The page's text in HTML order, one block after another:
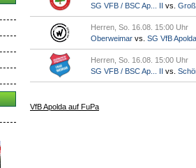
SG VFB / BSC Ap... II vs.
Herren, So. 16.08. 15:00 Uhr
Oberweimar vs. SG VfB Apolda
Herren, So. 16.08. 15:00 Uhr
SG VFB / BSC Ap... II vs.
VfB Apolda auf FuPa